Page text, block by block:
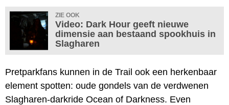
ZIE OOK
Video: Dark Hour geeft nieuwe
dimensie aan bestaand spookhuis in
Slagharen
Pretparkfans kunnen in de Trail ook een herkenbaar
element spotten: oude gondels van de verdwenen
Slagharen-darkride Ocean of Darkness. Even